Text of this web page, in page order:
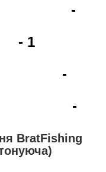
-
- 1
см -
-
BratFishing